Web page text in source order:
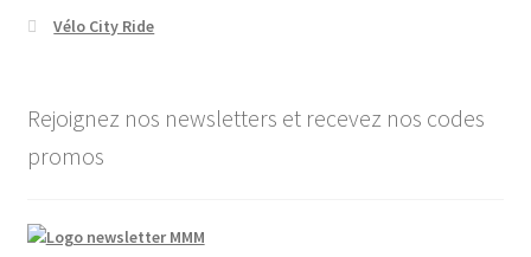
Vélo City Ride
Rejoignez nos newsletters et recevez nos codes
promos